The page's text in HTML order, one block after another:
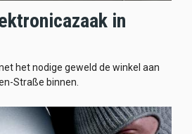
in
het nodige geweld de winkel aan
Straße binnen.